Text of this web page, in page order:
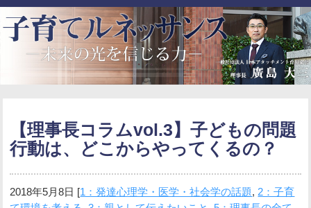
【理事長コラムvol.3】子どもの問題
行動は、どこからやってくるの？
2018年5月8日 [1：発達心理学・医学・社会学の話題, 2：子育